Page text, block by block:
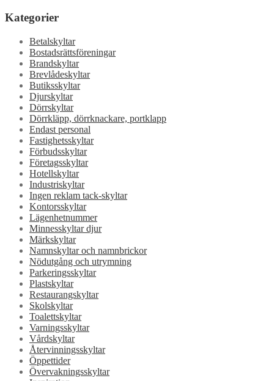
Kategorier
Betalskyltar
Bostadsrättsföreningar
Brandskyltar
Brevlådeskyltar
Butiksskyltar
Djurskyltar
Dörrskyltar
Dörrkläpp, dörrknackare, portklapp
Endast personal
Fastighetsskyltar
Förbudsskyltar
Företagsskyltar
Hotellskyltar
Industriskyltar
Ingen reklam tack-skyltar
Kontorsskyltar
Lägenhetnummer
Minnesskyltar djur
Märkskyltar
Namnskyltar och namnbrickor
Nödutgång och utrymning
Parkeringsskyltar
Plastskyltar
Restaurangskyltar
Skolskyltar
Toalettskyltar
Varningsskyltar
Vårdskyltar
Återvinningsskyltar
Öppettider
Övervakningsskyltar